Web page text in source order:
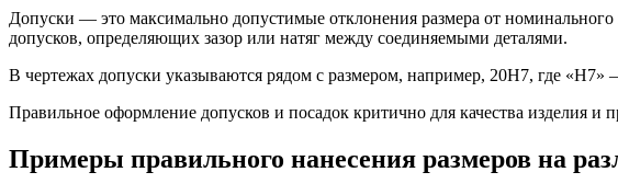
Допуски — это максимально допустимые отклонения размера от
допусков, определяющих зазор или натяг между соединяемыми деталями.
В чертежах допуски указываются рядом с размером, например, 20H7, где «H7»
Правильное оформление допусков и посадок критично для качества изделия
Примеры правильного нанесения размеров на